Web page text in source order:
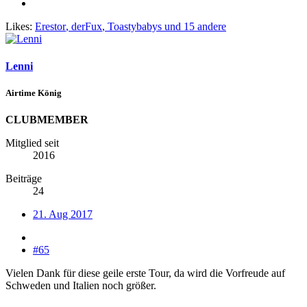
Likes: Erestor, derFux, Toastybabys und 15 andere
Lenni
Airtime König
CLUBMEMBER
Mitglied seit
2016
Beiträge
24
21. Aug 2017
#65
Vielen Dank für diese geile erste Tour, da wird die Vorfreude auf
Schweden und Italien noch größer.